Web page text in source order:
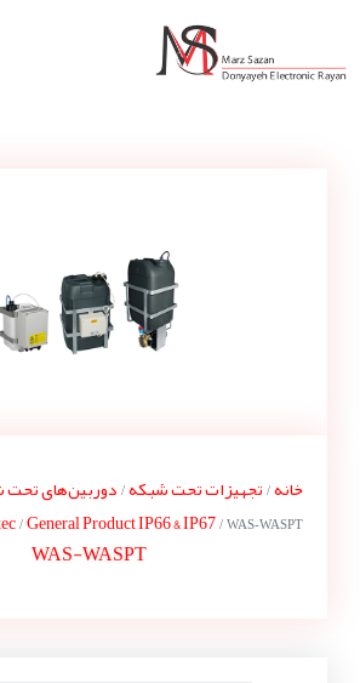
خانه/ تجهیزات تحت شبکه/ دوربین‌های
/General Product IP66 & IP67 / WAS-WASPT
WAS-WASPT